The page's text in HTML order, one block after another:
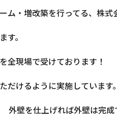
・増改築を行ってる、株式
。
全現場で受けております！
けるように実施しています。
外壁を仕上げれば外壁は完成